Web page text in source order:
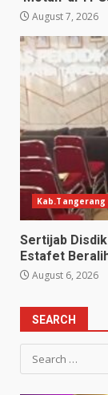
August 7, 2026
Kab.Tangerang
Sertijab
Estafet
August 6, 2026
SEARCH
Search
for: